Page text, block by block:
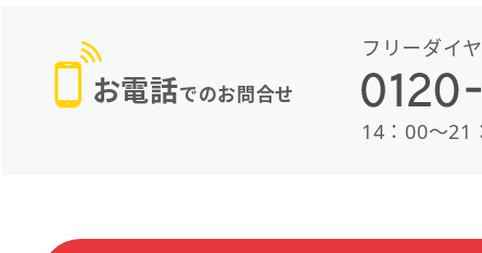
お電話でのお問合せ
フリーダイ
14：00〜21